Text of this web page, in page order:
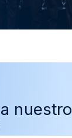
a nuestro